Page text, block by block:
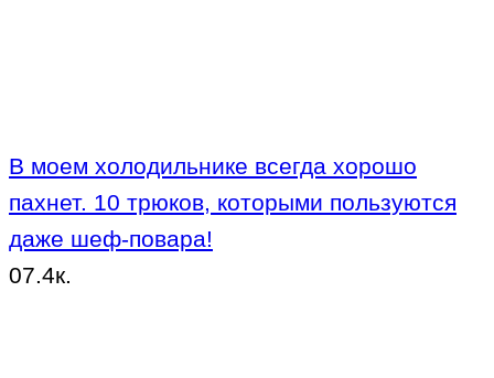
В моем холодильнике всегда хорошо
пахнет. 10 трюков, которыми пользуются
даже шеф-повара!
07.4к.